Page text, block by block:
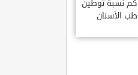
كم نسبة توطين
طب الأسنان